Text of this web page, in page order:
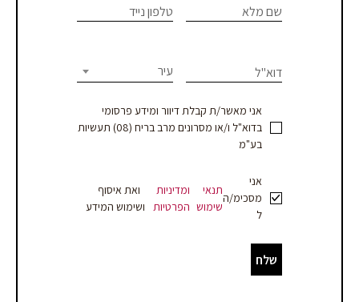
קשר
עמוד
מוצר
-
שם מלא טלפון נייד
דוא"ל עיר
אני מאשר/ת קבלת דיוור ומידע פרסומי
בדוא"ל ו/או מסרונים מרב בריח (08) תעשיות
בע"מ
אני
מסכימ/ה
ל
תנאי
שימוש
ומדיניות
הפרטיות
ואת איסוף
ושימוש המידע
שלח
are
this
field
blank.